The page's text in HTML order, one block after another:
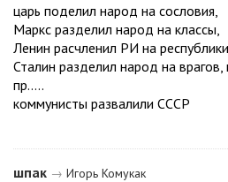
царь поделил народ на сословия,
Маркс разделил народ на классы,
Ленин расчленил РИ на республики,
Сталин разделил народ на
пр.....
коммунисты развалили СССР
шпак → Игорь Комукак